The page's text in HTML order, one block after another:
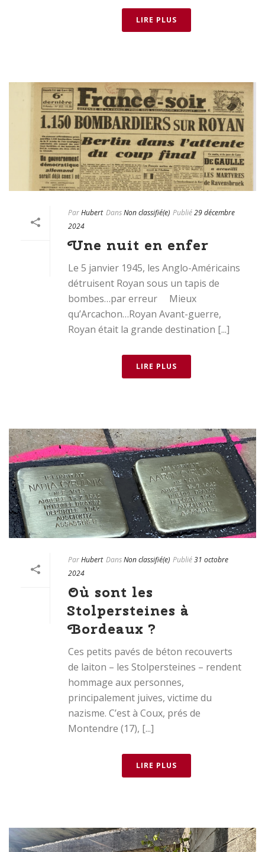
LIRE PLUS
ParHubert DansNon classifié(e) Publié29 décembre
2024
Une nuit en enfer
Le 5 janvier 1945, les Anglo-Américains
détruisent Royan sous un tapis de
bombes…par erreur Mieux
qu’Arcachon…Royan Avant-guerre,
Royan était la grande destination [...]
LIRE PLUS
ParHubert DansNon classifié(e) Publié31 octobre
2024
Où sont les
Stolpersteines à
Bordeaux ?
Ces petits pavés de béton recouverts
de laiton – les Stolpersteines – rendent
hommage aux personnes,
principalement juives, victime du
nazisme. C’est à Coux, prés de
Montendre (17), [...]
LIRE PLUS